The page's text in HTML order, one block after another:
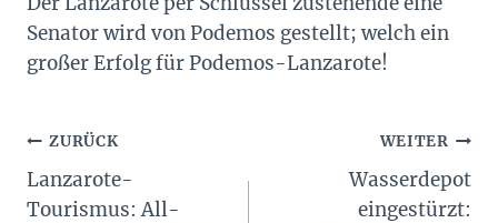
Senator wird von Podemos gestellt; welch ein
großer Erfolg für Podemos-Lanzarote!
Beitragsnavigation
ZURÜCK
Lanzarote-
Tourismus: All-
WEITER
Wasserdepot
eingestürzt: